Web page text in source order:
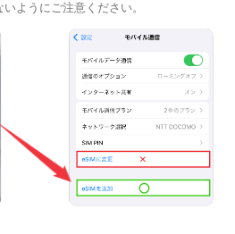
ようにご注意ください。